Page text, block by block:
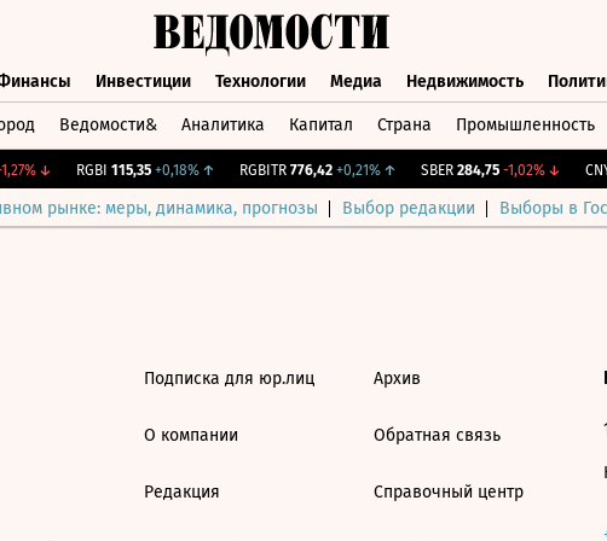
Инвестиции Технологии Медиа Недвижимость
Ведомости& Аналитика Капитал Страна Промышленность
↓ RGBI 115,35 +0,18%↑ RGBITR 776,42 +0,21%↑ SBER 284,75 -1,02%↓
рынке: меры, динамика, прогнозы Выбор редакции Выборы в
Подписка для юр.лиц
О компании
Редакция
Архив
Обратная связь
Справочный центр